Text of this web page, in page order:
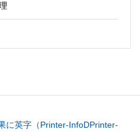
に英字（Printer-InfoDPrinter-